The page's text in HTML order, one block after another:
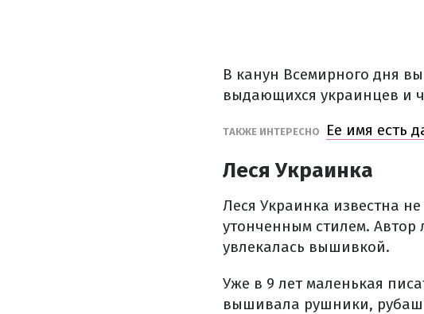
В канун Всемирного дня
выдающихся украинцев и
ТАКЖЕ ИНТЕРЕСНО Ее имя есть
Леся Украинка
Леся Украинка известна
утонченным стилем.
увлекалась вышивкой.
Уже в 9 лет маленькая
вышивала рушники,